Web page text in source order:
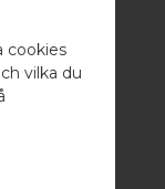
cookies
vilka du